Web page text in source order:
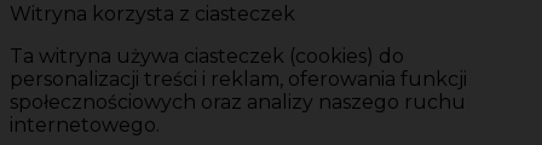
Witryna korzysta z ciasteczek
Ta witryna używa ciasteczek (cookies) do
personalizacji treści i reklam, oferowania funkcji
społecznościowych oraz analizy naszego ruchu
internetowego.